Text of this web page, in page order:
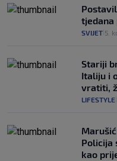
tjedana
SVIJET 5.
Stariji
Italiju i
vratiti,
LIFESTYLE
Policija
kao